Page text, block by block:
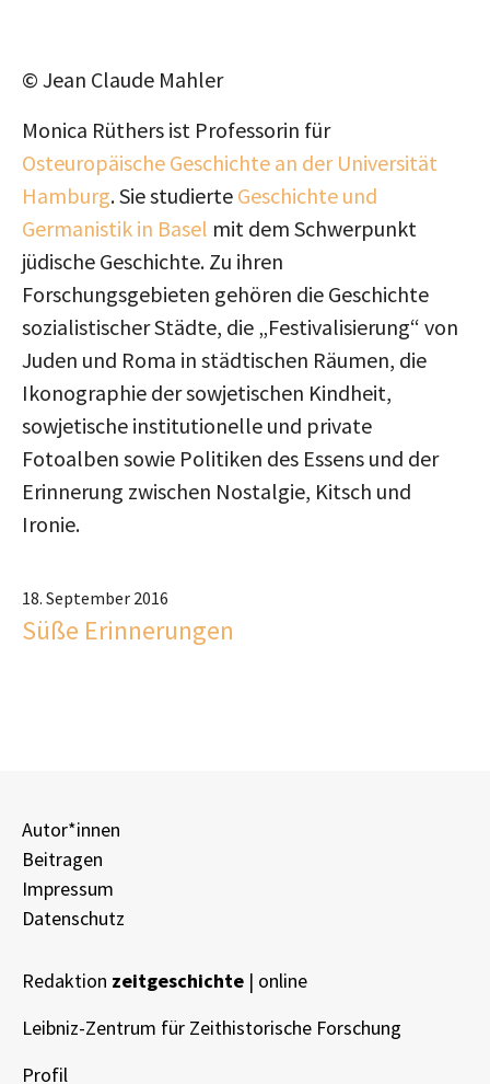
© Jean Claude Mahler
Monica Rüthers ist Professorin für
Osteuropäische Geschichte an der Universität
Hamburg. Sie studierte Geschichte und
Germanistik in Basel mit dem Schwerpunkt
jüdische Geschichte. Zu ihren
Forschungsgebieten gehören die Geschichte
sozialistischer Städte, die „Festivalisierung“ von
Juden und Roma in städtischen Räumen, die
Ikonographie der sowjetischen Kindheit,
sowjetische institutionelle und private
Fotoalben sowie Politiken des Essens und der
Erinnerung zwischen Nostalgie, Kitsch und
Ironie.
18. September 2016
Süße Erinnerungen
Autor*innen
Beitragen
Impressum
Datenschutz
Redaktion zeitgeschichte | online
Leibniz-Zentrum für Zeithistorische Forschung
Profil